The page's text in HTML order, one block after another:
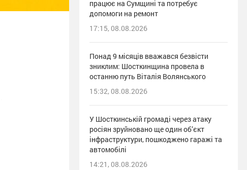
працює на Сумщині та потребує
допомоги на ремонт
17:15, 08.08.2026
Понад 9 місяців вважався безвісти
зниклим: Шосткинщина провела в
останню путь Віталія Волянського
15:32, 08.08.2026
У Шосткинській громаді через атаку
росіян зруйновано ще один об’єкт
інфраструктури, пошкоджено гаражі та
автомобілі
14:21, 08.08.2026